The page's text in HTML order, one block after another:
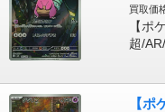
買取価
【ポ
超/
【